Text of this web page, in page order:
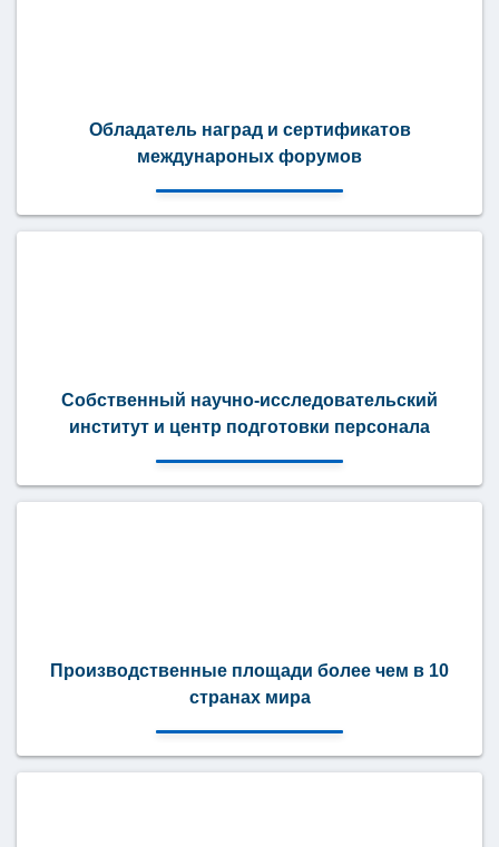
Обладатель наград и сертификатов
междунароных форумов
Собственный научно-исследовательский
институт и центр подготовки персонала
Производственные площади более чем в 10
странах мира